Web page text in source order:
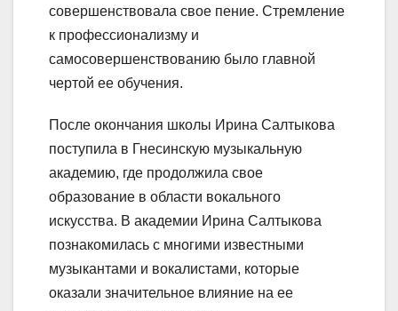
совершенствовала свое пение. Стремление
к профессионализму и
самосовершенствованию было главной
чертой ее обучения.
После окончания школы Ирина Салтыкова
поступила в Гнесинскую музыкальную
академию, где продолжила свое
образование в области вокального
искусства. В академии Ирина Салтыкова
познакомилась с многими известными
музыкантами и вокалистами, которые
оказали значительное влияние на ее